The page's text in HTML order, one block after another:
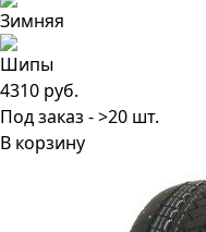
4310 руб.
Под заказ - >20 шт.
В корзину